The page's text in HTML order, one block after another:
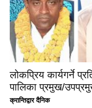
लोकप्रिय कार्यगर्ने
पालिका प्रमुख/
क्रान्तिद्वार दैनिक